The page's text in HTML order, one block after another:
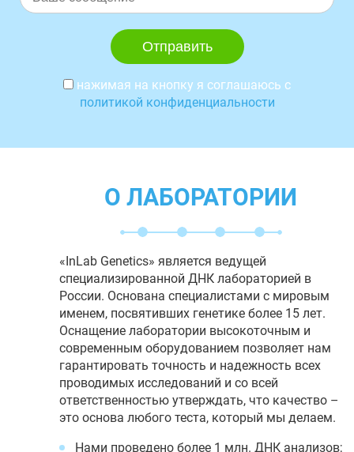
нажимая на кнопку я соглашаюсь с
политикой конфиденциальности
О ЛАБОРАТОРИИ
«InLab Genetics» является ведущей
специализированной ДНК лабораторией в
России. Основана специалистами с мировым
именем, посвятивших генетике более 15 лет.
Оснащение лаборатории высокоточным и
современным оборудованием позволяет нам
гарантировать точность и надежность всех
проводимых исследований и со всей
ответственностью утверждать, что качество –
это основа любого теста, который мы делаем.
Нами проведено более 1 млн. ДНК анализов;